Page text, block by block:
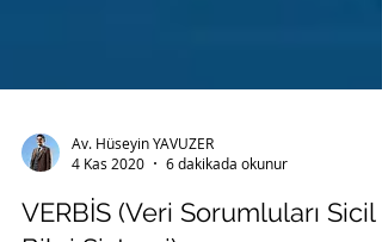
Av. Hüseyin YAVUZER
4 Kas 2020
6 dakikada okunur